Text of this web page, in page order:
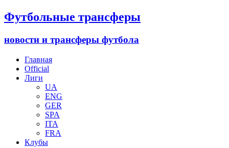
Футбольные трансферы
новости и трансферы футбола
Главная
Official
Лиги
UA
ENG
GER
SPA
ITA
FRA
Клубы